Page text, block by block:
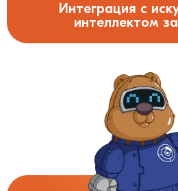
Интеграция с
интеллектом